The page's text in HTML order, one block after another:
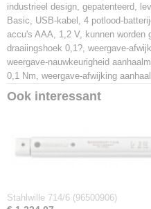
industrieel design, gepatenteerd,
Basic, USB-kabel, 4 potlood-
accu's AAA, 1,2 V, kunnen worden
draaiingshoek 0,1?, weergave-
weergave-nauwkeurigheid
0,1 Nm, weergave-afwijking
Ook interessant
Stahlwille 714/6 (96500906)